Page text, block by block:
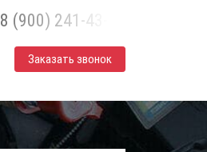
8 (900) 241-43-30
Заказать звонок